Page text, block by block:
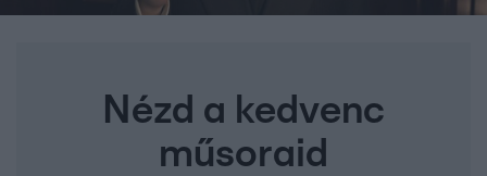
Nézd a kedvenc
műsoraid